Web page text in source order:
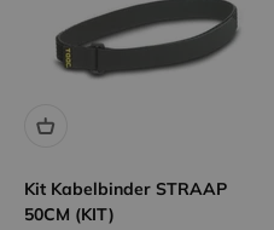
Kit Kabelbinder STRAAP
50CM (KIT)